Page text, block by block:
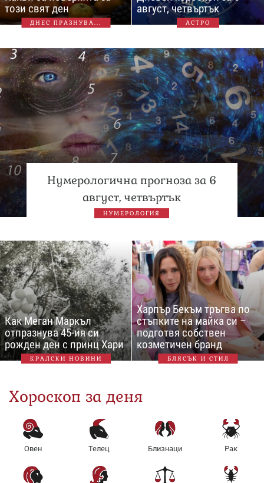
този свят ден
ДНЕС ПРАЗНУВА...
август, четвъртък
АСТРО
Нумерологична прогноза за 6
август, четвъртък
НУМЕРОЛОГИЯ
Как Меган Маркъл
отпразнува 45-ия си
рожден ден с принц Хари
КРАЛСКИ НОВИНИ
Харпър Бекъм тръгва по
стъпките на майка си –
подготвя собствен
козметичен бранд
БЛЯСЪК И СТИЛ
Хороскоп за деня
Овен Телец Близнаци Рак